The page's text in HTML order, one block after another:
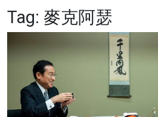
健康
商業
科技
影片
Tag: 麥克阿瑟